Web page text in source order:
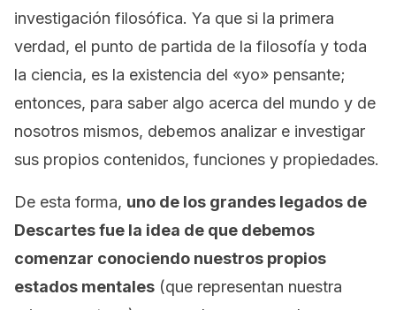
investigación filosófica. Ya que si la primera
verdad, el punto de partida de la filosofía y toda
la ciencia, es la existencia del «yo» pensante;
entonces, para saber algo acerca del mundo y de
nosotros mismos, debemos analizar e investigar
sus propios contenidos, funciones y propiedades.
De esta forma, uno de los grandes legados de
Descartes fue la idea de que debemos
comenzar conociendo nuestros propios
estados mentales (que representan nuestra